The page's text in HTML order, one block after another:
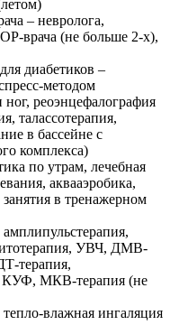
– невролога,
врача (не больше 2-х),
диабетиков –
методом
реоэнцефалография
талассотерапия,
в бассейне с
комплекса)
по утрам, лечебная
аквааэробика,
в тренажерном
амплипульстерапия,
УВЧ, ДМВ-
терапия,
КУФ, МКВ-терапия (не
тепло-влажная ингаляция